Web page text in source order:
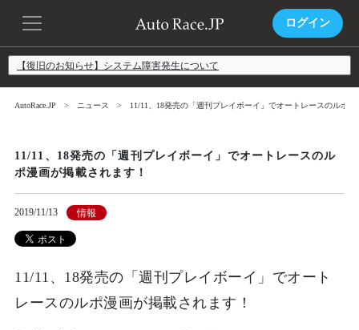
ログイン
【復旧のお知らせ】システム障害発生について
AutoRace.JP ニュース 11/11、18発売の「週刊プレイボーイ」でオートレースのルポ
11/11、18発売の「週刊プレイボーイ」でオートレースのル
ポ漫画が掲載されます！
2019/11/13 情報
11/11、18発売の「週刊プレイボーイ」でオート
レースのルポ漫画が掲載されます！